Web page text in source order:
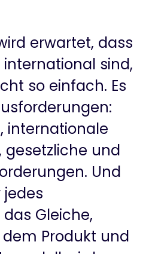
erwartet, dass
sind,
so einfach. Es
internationale
und
Und
Gleiche,
Produkt und